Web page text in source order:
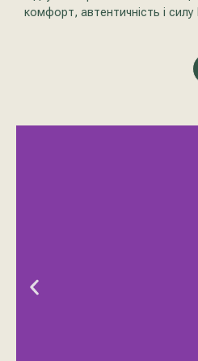
комфорт, автентичність і силу